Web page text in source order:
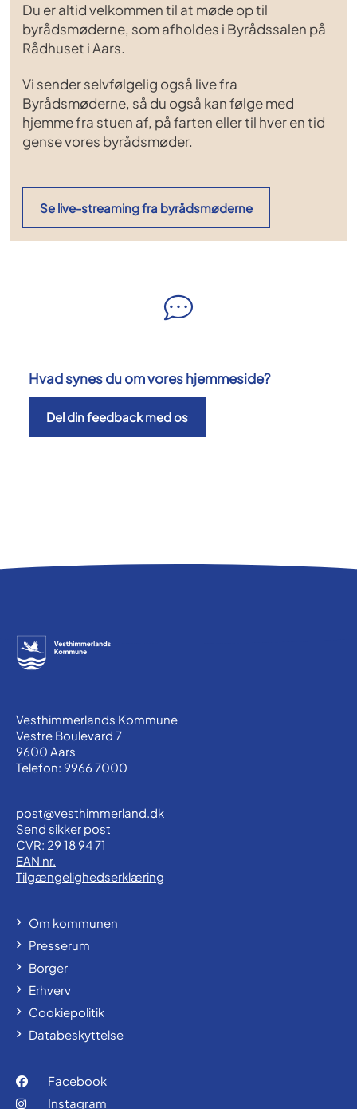
Du er altid velkommen til at møde op til
byrådsmøderne, som afholdes i Byrådssalen på
Rådhuset i Aars.
Vi sender selvfølgelig også live fra
Byrådsmøderne, så du også kan følge med
hjemme fra stuen af, på farten eller til hver en tid
gense vores byrådsmøder.
Se live-streaming fra byrådsmøderne
Hvad synes du om vores hjemmeside?
Del din feedback med os
Vesthimmerlands Kommune
Vestre Boulevard 7
9600 Aars
Telefon: 9966 7000
post@vesthimmerland.dk
Send sikker post
CVR: 29 18 94 71
EAN nr.
Tilgængelighedserklæring
Om kommunen
Presserum
Borger
Erhverv
Cookiepolitik
Databeskyttelse
Facebook
Instagram